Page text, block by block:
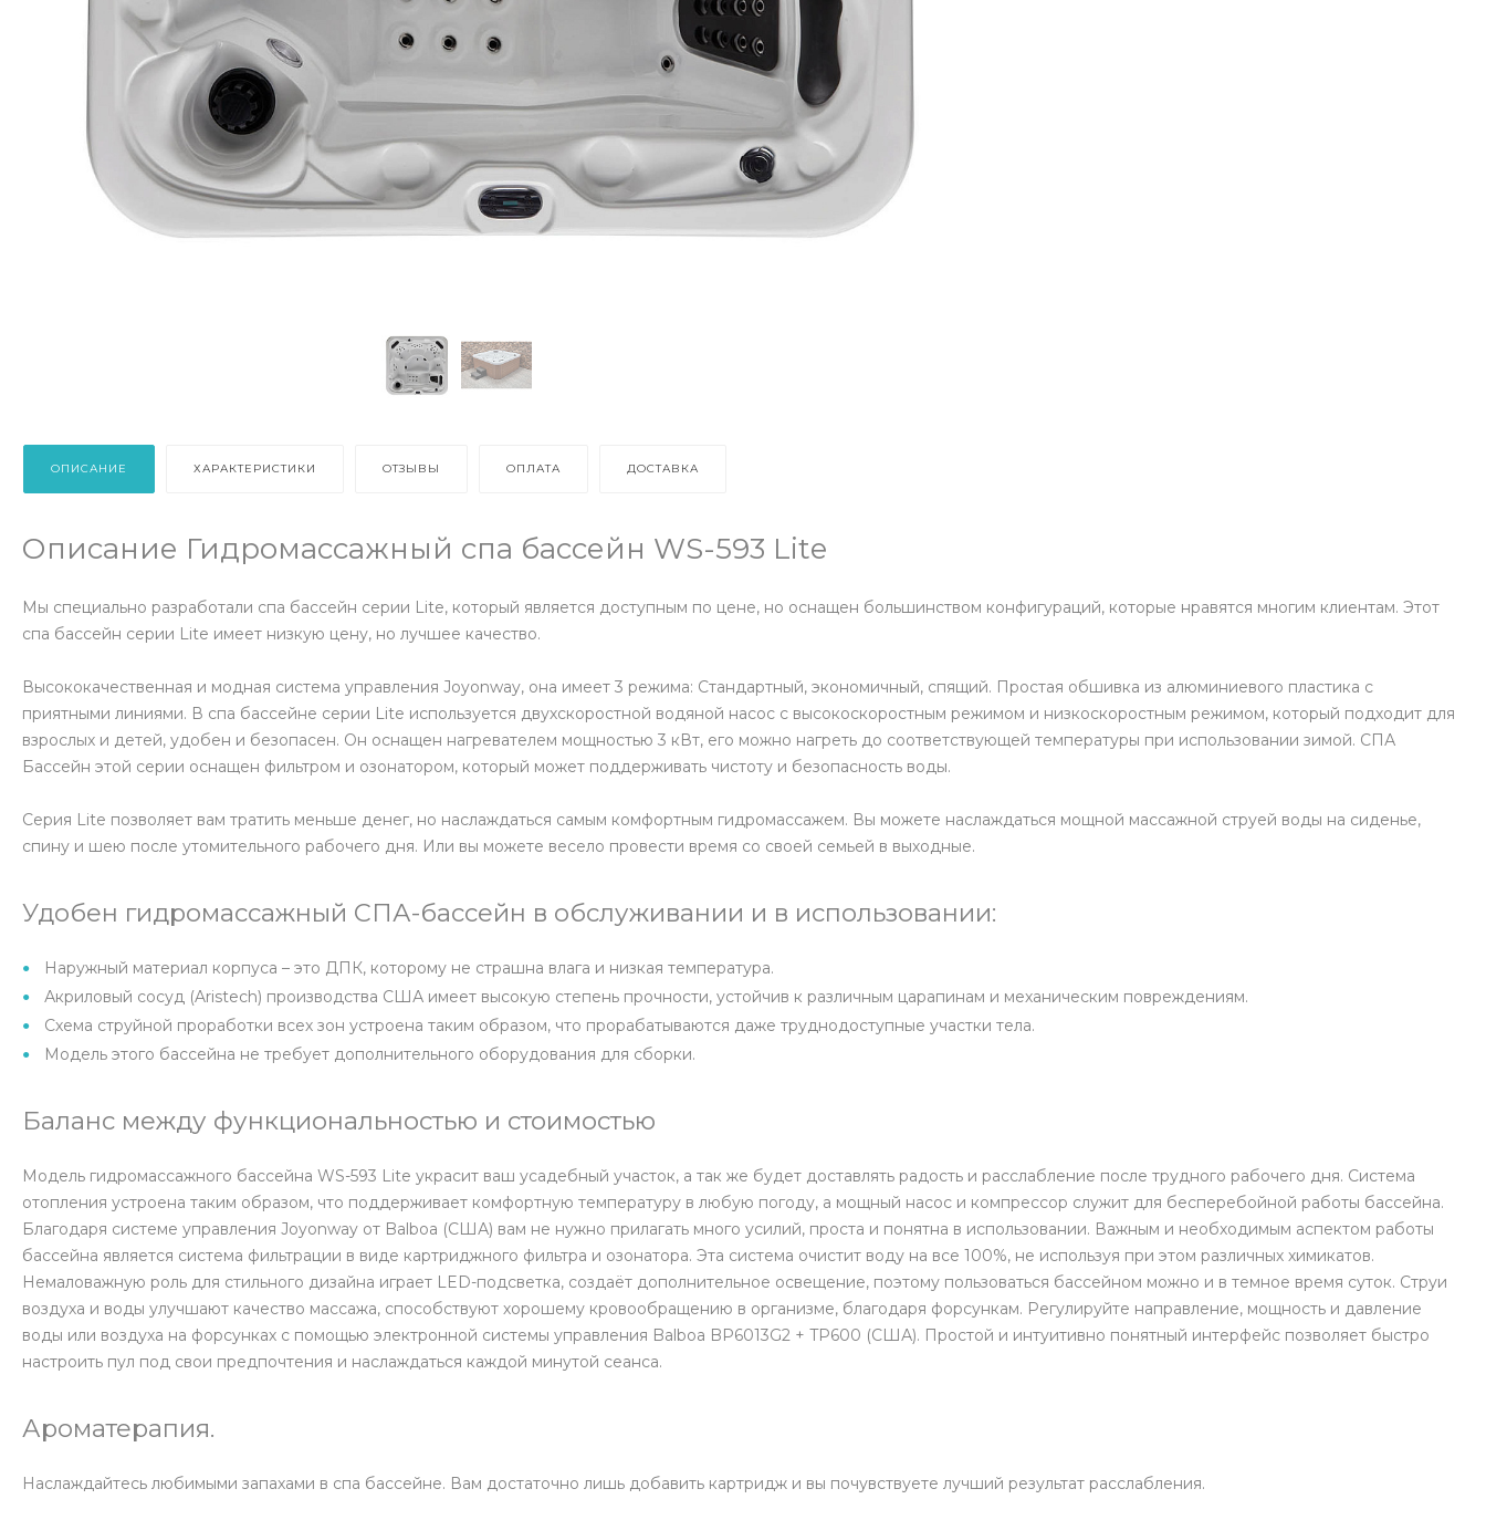
ОПИСАНИЕ ХАРАКТЕРИСТИКИ ОТЗЫВЫ ОПЛАТА ДОСТАВКА
Описание Гидромассажный спа бассейн WS-593 Lite
Мы специально разработали спа бассейн серии Lite, который является доступным по цене, но оснащен большинством конфигураций, которые нравятся многим клиентам. Этот
спа бассейн серии Lite имеет низкую цену, но лучшее качество.
Высококачественная и модная система управления Joyonway, она имеет 3 режима: Стандартный, экономичный, спящий. Простая обшивка из алюминиевого пластика с
приятными линиями. В спа бассейне серии Lite используется двухскоростной водяной насос с высокоскоростным режимом и низкоскоростным режимом, который подходит для
взрослых и детей, удобен и безопасен. Он оснащен нагревателем мощностью 3 кВт, его можно нагреть до соответствующей температуры при использовании зимой. СПА
Бассейн этой серии оснащен фильтром и озонатором, который может поддерживать чистоту и безопасность воды.
Серия Lite позволяет вам тратить меньше денег, но наслаждаться самым комфортным гидромассажем. Вы можете наслаждаться мощной массажной струей воды на сиденье,
спину и шею после утомительного рабочего дня. Или вы можете весело провести время со своей семьей в выходные.
Удобен гидромассажный СПА-бассейн в обслуживании и в использовании:
Наружный материал корпуса – это ДПК, которому не страшна влага и низкая температура.
Акриловый сосуд (Aristech) производства США имеет высокую степень прочности, устойчив к различным царапинам и механическим повреждениям.
Схема струйной проработки всех зон устроена таким образом, что прорабатываются даже труднодоступные участки тела.
Модель этого бассейна не требует дополнительного оборудования для сборки.
Баланс между функциональностью и стоимостью
Модель гидромассажного бассейна WS-593 Lite украсит ваш усадебный участок, а так же будет доставлять радость и расслабление после трудного рабочего дня. Система
отопления устроена таким образом, что поддерживает комфортную температуру в любую погоду, а мощный насос и компрессор служит для бесперебойной работы бассейна.
Благодаря системе управления Joyonway от Balboa (США) вам не нужно прилагать много усилий, проста и понятна в использовании. Важным и необходимым аспектом работы
бассейна является система фильтрации в виде картриджного фильтра и озонатора. Эта система очистит воду на все 100%, не используя при этом различных химикатов.
Немаловажную роль для стильного дизайна играет LED-подсветка, создаёт дополнительное освещение, поэтому пользоваться бассейном можно и в темное время суток. Струи
воздуха и воды улучшают качество массажа, способствуют хорошему кровообращению в организме, благодаря форсункам. Регулируйте направление, мощность и давление
воды или воздуха на форсунках с помощью электронной системы управления Balboa BP6013G2 + TP600 (США). Простой и интуитивно понятный интерфейс позволяет быстро
настроить пул под свои предпочтения и наслаждаться каждой минутой сеанса.
Ароматерапия.
Наслаждайтесь любимыми запахами в спа бассейне. Вам достаточно лишь добавить картридж и вы почувствуете лучший результат расслабления.